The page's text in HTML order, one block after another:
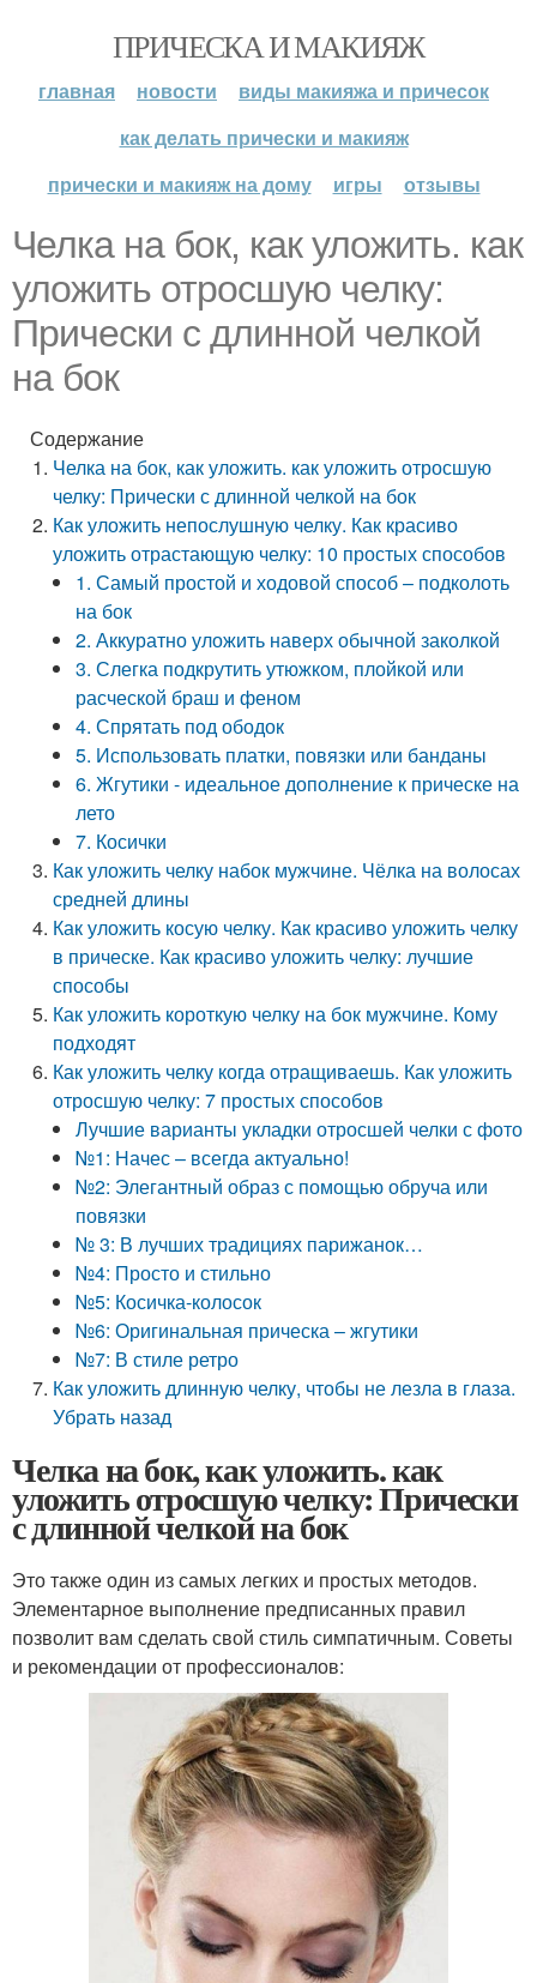
ПРИЧЕСКА И МАКИЯЖ
главная новости
виды макияжа и причесок
как делать прически и макияж
прически и макияж на дому
игры отзывы
Челка на бок, как уложить. как
уложить отросшую челку:
Прически с длинной челкой
на бок
Содержание
Челка на бок, как уложить. как уложить отросшую
челку: Прически с длинной челкой на бок
Как уложить непослушную челку. Как красиво
уложить отрастающую челку: 10 простых способов
1. Самый простой и ходовой способ – подколоть
на бок
2. Аккуратно уложить наверх обычной заколкой
3. Слегка подкрутить утюжком, плойкой или
расческой браш и феном
4. Спрятать под ободок
5. Использовать платки, повязки или банданы
6. Жгутики - идеальное дополнение к прическе на
лето
7. Косички
Как уложить челку набок мужчине. Чёлка на волосах
средней длины
Как уложить косую челку. Как красиво уложить челку
в прическе. Как красиво уложить челку: лучшие
способы
Как уложить короткую челку на бок мужчине. Кому
подходят
Как уложить челку когда отращиваешь. Как уложить
отросшую челку: 7 простых способов
Лучшие варианты укладки отросшей челки с фото
№1: Начес – всегда актуально!
№2: Элегантный образ с помощью обруча или
повязки
№ 3: В лучших традициях парижанок…
№4: Просто и стильно
№5: Косичка-колосок
№6: Оригинальная прическа – жгутики
№7: В стиле ретро
Как уложить длинную челку, чтобы не лезла в глаза.
Убрать назад
Челка на бок, как уложить. как
уложить отросшую челку: Прически
с длинной челкой на бок
Это также один из самых легких и простых методов.
Элементарное выполнение предписанных правил
позволит вам сделать свой стиль симпатичным. Советы
и рекомендации от профессионалов: